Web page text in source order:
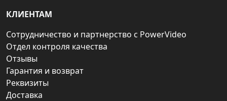
КЛИЕНТАМ
Сотрудничество и партнерство с PowerVideo
Отдел контроля качества
Отзывы
Гарантия и возврат
Реквизиты
Доставка